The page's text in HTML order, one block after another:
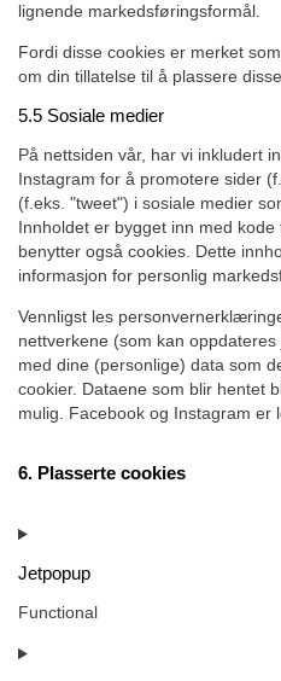
lignende markedsføringsformål.
Fordi disse cookies er merket
om din tillatelse til å plassere disse.
5.5 Sosiale medier
På nettsiden vår, har vi inkludert
Instagram for å promotere sider
(f.eks. "tweet") i sosiale medier
Innholdet er bygget inn med
benytter også cookies. Dette
informasjon for personlig
Vennligst les
nettverkene (som kan
med dine (personlige) data som
cookier. Dataene som blir hentet
mulig. Facebook og Instagram er
6. Plasserte cookies
Jetpopup
Functional